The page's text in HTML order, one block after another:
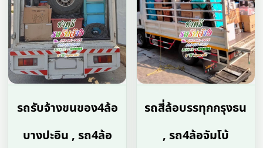
รถรับจ้างขนของ4ล้อ
บางปะอิน , รถ4ล้อ
รถสี่ล้อบรรทุกกรุงธน
, รถ4ล้อจัมโบ้